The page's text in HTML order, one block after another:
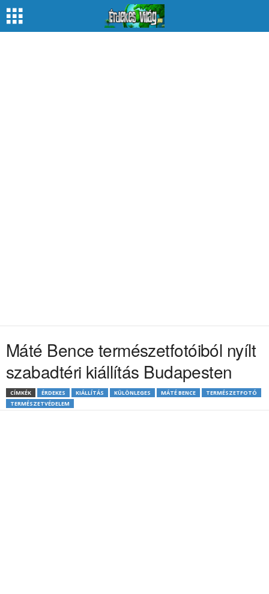
Máté Bence természetfotóiból nyílt
szabadtéri kiállítás Budapesten
CÍMKÉK ÉRDEKES KIÁLLÍTÁS KÜLÖNLEGES MÁTÉ BENCE
TERMÉSZETFOTÓ
TERMÉSZETVÉDELEM